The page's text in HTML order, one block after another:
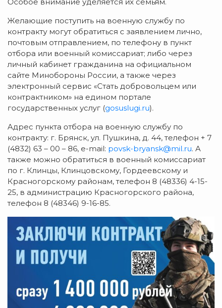
Желающие поступить на военную службу по
контракту могут обратиться с заявлением лично,
почтовым отправлением, по телефону в пункт
отбора или военный комиссариат; либо через
личный кабинет гражданина на официальном
сайте Минобороны России, а также через
электронный сервис «Стать добровольцем или
контрактником» на едином портале
государственных услуг (gosuslugi.ru).
Адрес пункта отбора на военную службу по
контракту: г. Брянск, ул. Пушкина, д. 44, телефон + 7
(4832) 63 – 00 – 86, e-mail: povsk-bryansk@mil.ru. А
также можно обратиться в военный комиссариат
по г. Клинцы, Клинцовскому, Гордеевскому и
Красногорскому районам, телефон 8 (48336) 4-15-
25, в администрацию Красногорского района,
телефон 8 (48346) 9-16-85.